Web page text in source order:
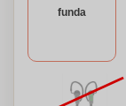
estosfunda